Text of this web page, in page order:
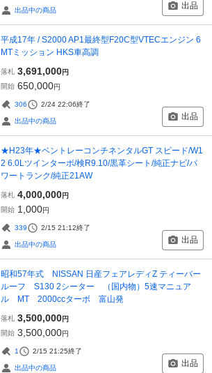
出品中の商品 出品
平成17年 / S2000 AP1最終型F20C型VTECエンジン 6
MTミッション HKS車高調
落札 3,691,000円
開始 650,000円
306 2/24 22:06終了
出品中の商品 出品
★H23年★ベントレーコンチネンタルGT スピード/W1
2 6.0Lツインターボ/検R9.10/黒革シート/純正ナビ/パ
ワートランク/純正21AW
落札 4,000,000円
開始 1,000円
339 2/15 21:12終了
出品中の商品 出品
昭和57年式 NISSAN 日産フェアレディZ ティーバー
ルーフ S130 2シーター （国内物）5速マニュア
ル MT 2000ccターボ 富山発
落札 3,500,000円
開始 3,500,000円
1 2/15 21:25終了
出品中の商品 出品